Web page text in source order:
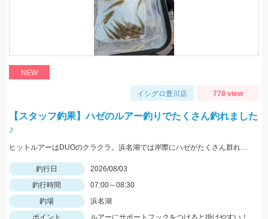
NEW
イシグロ豊川店 778 view
【スタッフ釣果】ハゼのルアー釣りでたくさん釣れました
♪
ヒットルアーはDUOのクラクラ。浜名湖では岸際にハゼがたくさん群れているのが見えます。ハゼ用のルアーを底に当てながらゆっくり巻くだけ！ハゼがたくさんアタックしてきて面白いです。
釣行日
2026/08/03
釣行時間
07:00～08:30
釣場
浜名湖
ポイント
ルアーにサポートフックをつけると掛けやすい！